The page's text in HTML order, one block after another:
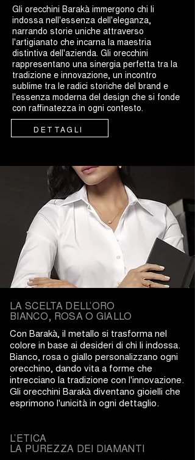
Gli orecchini Barakà immergono chi li
indossa nell'essenza dell'eleganza,
narrando storie uniche attraverso
l'artigianato che incarna la maestria
distintiva dell'azienda. Gli orecchini
rappresentano una sinergia perfetta tra la
tradizione e innovazione, un incontro
sublime tra le radici storiche del brand e
l'essenza moderna del design che si fonde
con raffinatezza in ogni contesto.
DETTAGLI
LA SCELTA DELL’ORO
BIANCO, ROSA O GIALLO
Con Barakà, il metallo si trasforma nel
colore in base ai desideri di chi li indossa.
Bianco, rosa o giallo personalizzano ogni
orecchino, dando vita a forme che
intrecciano la tradizione con l'innovazione.
Gli orecchini Barakà diventano gioielli che
esprimono l'unicità in ogni dettaglio.
L’ETICA
LA PUREZZA DEI DIAMANTI